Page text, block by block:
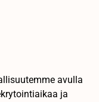
avulla
ja